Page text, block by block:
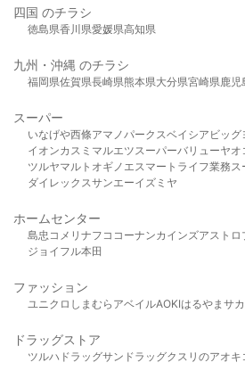
四国 のチラシ
徳島県香川県愛媛県高知県
九州・沖縄 のチラシ
福岡県佐賀県長崎県熊本県大分県宮崎県鹿児
スーパー
いなげや西條アマノパークスベイシア ビッグ
イオンカスミ マルエツスーパーバリューヤオ
ツルヤマルト オギノ エスマート ライフ業務ス
ダイレックスサンエーイズミヤ
ホームセンター
島忠 コメリ ナフコ コーナンカインズアストロ
ジョイフル本田
ファッション
ユニクロ しまむら アベイルAOKIはるやま サ
ドラッグストア
ツルハドラッグサンドラッグクスリのアオキ